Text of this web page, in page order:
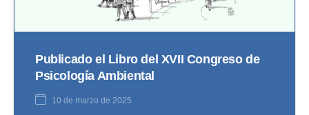
Publicado el Libro del XVII Congreso de
Psicología Ambiental
10 de marzo de 2025